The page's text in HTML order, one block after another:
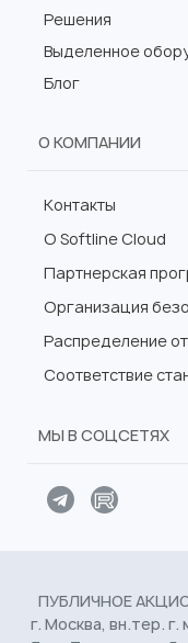
Решения
Выделенное
Блог
О КОМПАНИИ
Контакты
О Softline Cloud
Партнерская
Организация
Распределение
Соответствие
МЫ В СОЦСЕТЯХ
ПУБЛИЧНОЕ
г. Москва, вн.тер. г.